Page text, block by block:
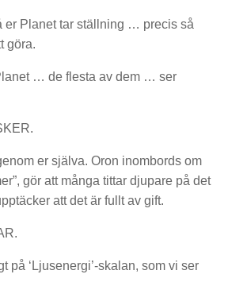
er Planet tar ställning … precis så
göra.
… de flesta av dem … ser
er själva. Oron inombords om
gör att många tittar djupare på det
att det är fullt av gift.
på ‘Ljusenergi’-skalan, som vi ser